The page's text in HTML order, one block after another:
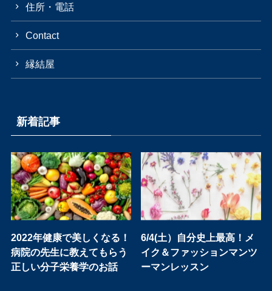
住所・電話
Contact
縁結屋
新着記事
2022年健康で美しくなる！
病院の先生に教えてもらう
正しい分子栄養学のお話
6/4(土）自分史上最高！メ
イク＆ファッションマンツ
ーマンレッスン